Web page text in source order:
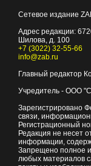
Сетевое издание
Адрес редакции:
Шилова, д. 100
+7 (3022) 32-55-66
info@zab.ru
Главный редактор
Учредитель - ООО
Зарегистрировано
связи,
Регистрационный
Редакция не несет
информации,
Запрещено полное
любых материалов